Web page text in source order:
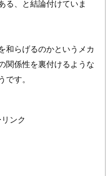
る、と結論付けていま
和らげるのかというメカ
関係性を裏付けるような
す。
ンク